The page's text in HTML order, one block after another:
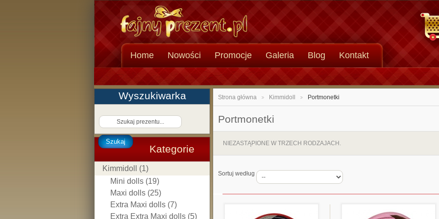
Home Nowości Promocje Galeria Blog Kontakt
Wyszukiwarka
Szukaj
Kategorie
Kimmidoll (1)
Mini dolls (19)
Maxi dolls (25)
Extra Maxi dolls (7)
Extra Extra Maxi dolls (5)
Strona główna Kimmidoll Portmonetki
Portmonetki
NIEZASTĄPIONE W TRZECH RODZAJACH.
Sortuj według